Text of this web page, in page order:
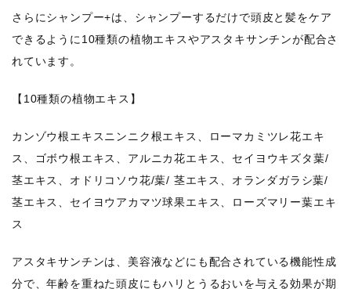
さらにシャンプー+は、シャンプーするだけで頭皮と髪をケア
できるように10種類の植物エキスやアスタキサンチンが配合さ
れています。
【10種類の植物エキス】
カンゾウ根エキスニンニク根エキス、ローマカミツレ花エキ
ス、ゴボウ根エキス、アルニカ花エキス、セイヨウキズタ葉/
茎エキス、オドリコソウ花/葉/ 茎エキス、オランダガラシ葉/
茎エキス、セイヨウアカマツ球果エキス、ローズマリー葉エキ
ス
アスタキサンチンは、美容液などにも配合されている機能性成
分で、年齢を重ねた頭皮にもハリとうるおいを与える効果が期